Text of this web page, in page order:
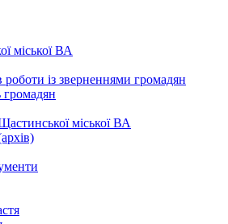
міської ВА
роботи із зверненнями громадян
міської ВА